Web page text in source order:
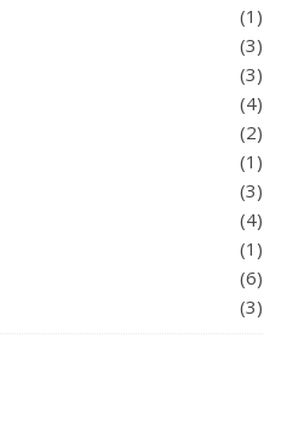
(1)
(3)
(3)
(4)
(2)
(1)
(3)
(4)
(1)
(6)
(3)